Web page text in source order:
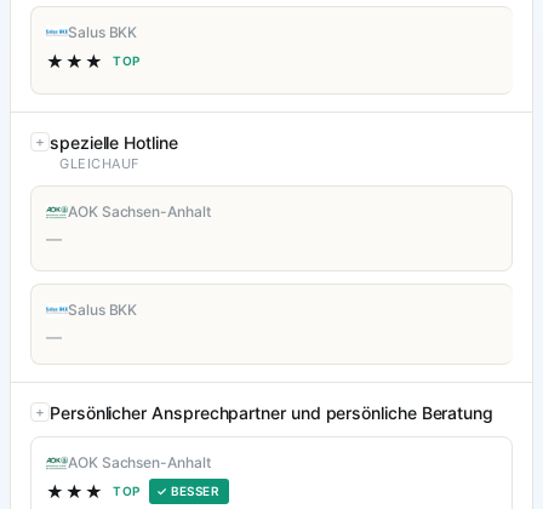
Salus BKK
★★★ TOP
spezielle Hotline
GLEICHAUF
AOK Sachsen-Anhalt
—
Salus BKK
—
Persönlicher Ansprechpartner und persönliche Beratung
AOK Sachsen-Anhalt
★★★ TOP ✓ BESSER